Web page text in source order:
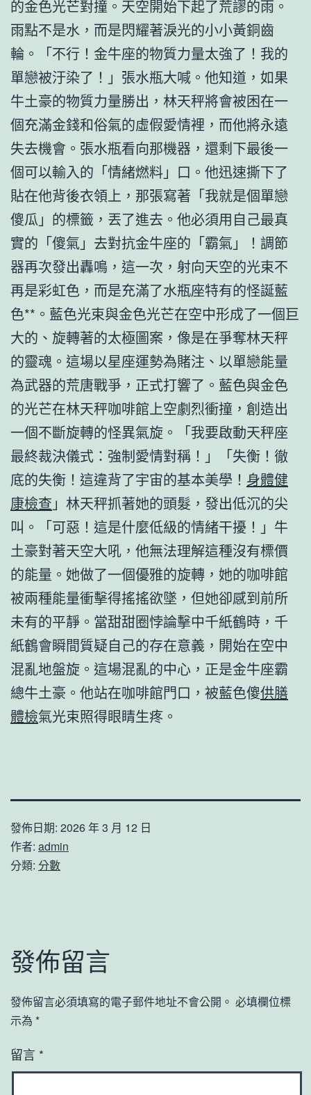
的金色光芒對撞。天空開始下起了荒謬的雨。
雨點不是水，而是閃耀著淚光的小小黃銅齒
輪。「不行！金牛座的物質力量太強了！我的
單戀被汙染了！」張水瓶大喊。他知道，如果
牛土豪的物質力量勝出，林天秤將會被困在一
個充滿金錢和俗氣的虛假愛情裡，而他將永遠
失去機會。張水瓶看向那機器，還剩下最後一
個可以輸入的「情緒燃料」口。他迅速撕下了
貼在他背後衣領上，那張寫著「我就是個單戀
傻瓜」的標籤，丟了進去。他必須用自己最真
實的「傻氣」去對抗金牛座的「霸氣」！調節
器再次發出轟鳴，這一次，射向天空的光束不
再是彩虹色，而是充滿了水瓶座特有的怪誕藍
色**。藍色光束與金色光芒在空中形成了一個巨
大的、旋轉著的太極圖案，像是在爭奪林天秤
的靈魂。這場以星座運勢為賭注、以單戀能量
為武器的荒唐戰爭，正式打響了。藍色與金色
的光芒在林天秤咖啡館上空劇烈衝撞，創造出
一個不斷旋轉的怪異氣旋。「我要啟動天秤座
最終裁決儀式：強制愛情對稱！」「失衡！徹
底的失衡！這違背了宇宙的基本美學！ 身體健
康檢查 」林天秤抓著她的頭髮，發出低沉的尖
叫。「可惡！這是什麼低級的情緒干擾！」牛
土豪對著天空大吼，他無法理解這種沒有標價
的能量。她做了一個優雅的旋轉，她的咖啡館
被兩種能量衝擊得搖搖欲墜，但她卻感到前所
未有的平靜。當甜甜圈悖論擊中千紙鶴時，千
紙鶴會瞬間質疑自己的存在意義，開始在空中
混亂地盤旋。這場混亂的中心，正是金牛座霸
總牛土豪。他站在咖啡館門口，被藍色傻供膳
體檢氣光束照得眼睛生疼。
發佈日期: 2026 年 3 月 12 日
作者: admin
分類: 分數
發佈留言
發佈留言必須填寫的電子郵件地址不會公開。 必填欄位標
示為 *
留言 *